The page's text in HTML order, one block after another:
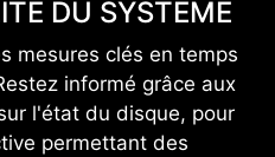
DU SYSTÈME
mesures clés en temps
informé grâce aux
l'état du disque, pour
permettant des